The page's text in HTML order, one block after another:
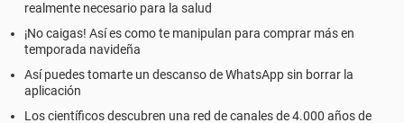
realmente necesario para la salud
¡No caigas! Así es como te manipulan para comprar más en
temporada navideña
Así puedes tomarte un descanso de WhatsApp sin borrar la
aplicación
Los científicos descubren una red de canales de 4.000 años de